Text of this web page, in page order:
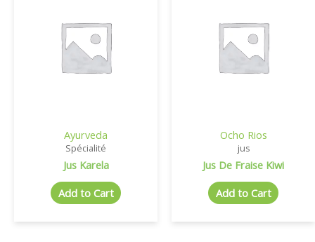
Ayurveda
Spécialité
Jus Karela
Add to Cart
Ocho Rios
jus
Jus De Fraise Kiwi
Add to Cart